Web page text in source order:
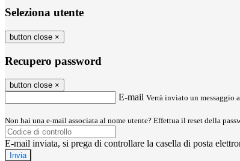
Seleziona utente
button close ×
Recupero password
button close ×
E-mail Verrà inviato un messaggio
Non hai una e-mail associata al nome utente? Effettua il reset della
E-mail inviata, si prega di controllare la casella di posta